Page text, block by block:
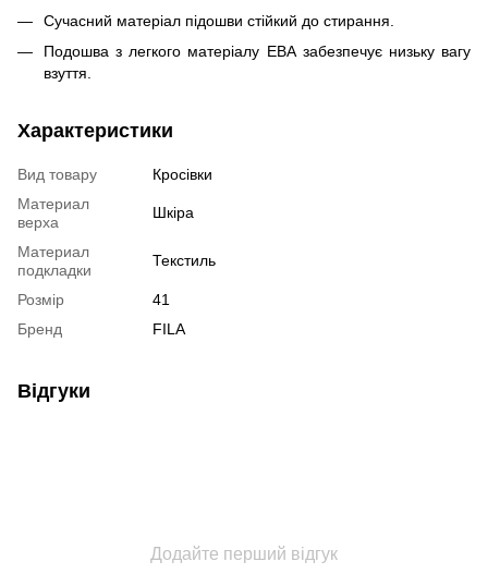
Сучасний матеріал підошви стійкий до стирання.
Подошва з легкого матеріалу ЕВА забезпечує низьку вагу
взуття.
Характеристики
Вид товару
Кросівки
Материал
верха
Шкіра
Материал
подкладки
Текстиль
Розмір
41
Бренд
FILA
Відгуки
Додайте перший відгук